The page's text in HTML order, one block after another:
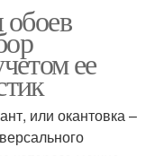
ее
или окантовка –